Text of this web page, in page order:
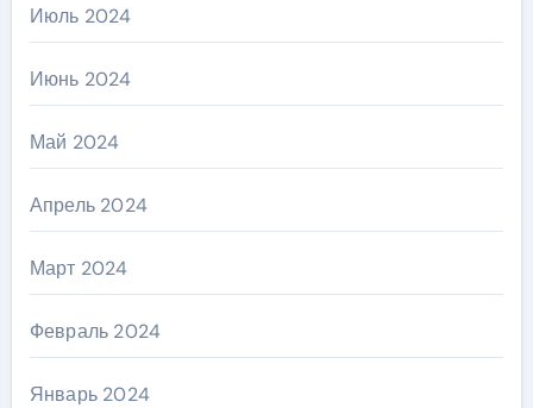
Июль 2024
Июнь 2024
Май 2024
Апрель 2024
Март 2024
Февраль 2024
Январь 2024